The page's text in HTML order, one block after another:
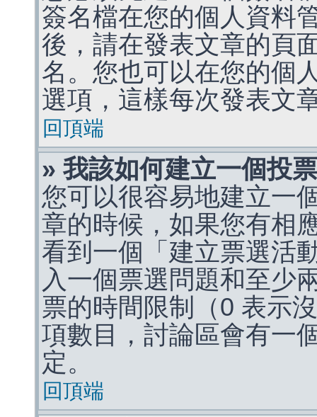
簽名檔在您的個人資料
後，請在發表文章的頁
名。您也可以在您的個
選項，這樣每次發表文
回頂端
» 我該如何建立一個投
您可以很容易地建立一
章的時候，如果您有相
看到一個「建立票選活
入一個票選問題和至少
票的時間限制（0 表示
項數目，討論區會有一
定。
回頂端